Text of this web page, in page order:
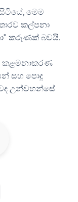
මෙම
කල්පනා
කරුණක් බවයි.
කළමනාකරණ
සහ පොදු
උන්වහන්සේ